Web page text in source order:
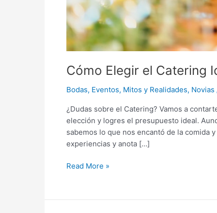
Cómo Elegir el Catering
Bodas, Eventos, Mitos y Realidades, Novias
¿Dudas sobre el Catering? Vamos a
elección y logres el presupuesto ideal.
sabemos lo que nos encantó de la comida
experiencias y anota […]
Read More »